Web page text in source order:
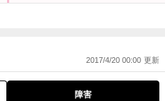
2017/4/20 00:00
障害